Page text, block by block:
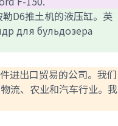
D6推土机的液压缸。英
для бульдозера
进出口贸易的公司。我们
流、农业和汽车行业。我